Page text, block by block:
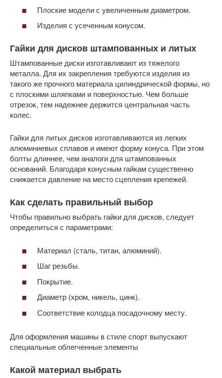
Плоские модели с увеличенным диаметром.
Изделия с усеченным конусом.
Гайки для дисков штампованных и литых
Штампованные диски изготавливают из тяжелого
металла. Для их закрепления требуются изделия из
такого же прочного материала цилиндрической формы, но
с плоскими шляпками и поверхностью. Чем больше
отрезок, тем надежнее держится центральная часть
колес.
Гайки для литых дисков изготавливаются из легких
алюминиевых сплавов и имеют форму конуса. При этом
болты длиннее, чем аналоги для штампованных
оснований. Благодаря конусным гайкам существенно
снижается давление на место сцепления крепежей.
Как сделать правильный выбор
Чтобы правильно выбрать гайки для дисков, следует
определиться с параметрами:
Материал (сталь, титан, алюминий).
Шаг резьбы.
Покрытие.
Диаметр (хром, никель, цинк).
Соответствие колодца посадочному месту.
Для оформления машины в стиле спорт выпускают
специальные облегченные элементы
Какой материал выбрать